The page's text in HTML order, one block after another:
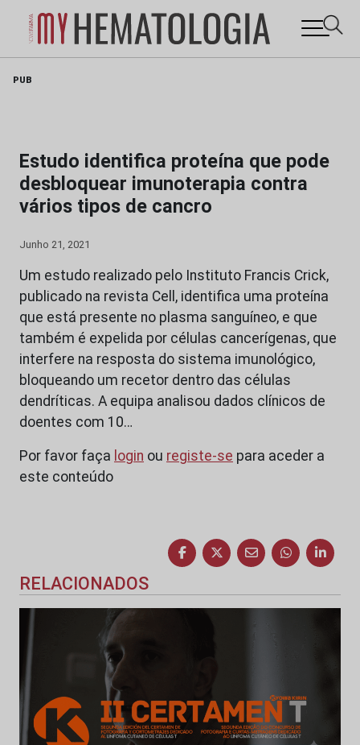
PUB
Estudo identifica proteína que pode
desbloquear imunoterapia contra
vários tipos de cancro
Junho 21, 2021
Um estudo realizado pelo Instituto Francis Crick,
publicado na revista Cell, identifica uma proteína
que está presente no plasma sanguíneo, e que
também é expelida por células cancerígenas, que
interfere na resposta do sistema imunológico,
bloqueando um recetor dentro das células
dendríticas. A equipa analisou dados clínicos de
doentes com 10…
Por favor faça login ou registe-se para aceder a
este conteúdo
RELACIONADOS